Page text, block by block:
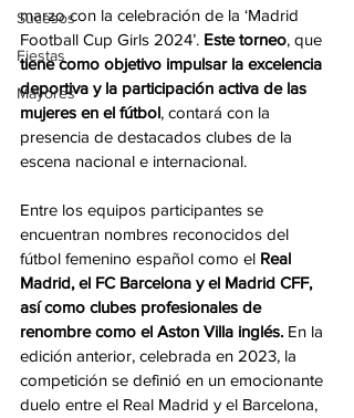
Sucesos
Fiestas
Mayores
marzo con la celebración de la ‘Madrid
Football Cup Girls 2024’. Este torneo, que
tiene como objetivo impulsar la excelencia
deportiva y la participación activa de las
mujeres en el fútbol, contará con la
presencia de destacados clubes de la
escena nacional e internacional.
Entre los equipos participantes se
encuentran nombres reconocidos del
fútbol femenino español como el Real
Madrid, el FC Barcelona y el Madrid CFF,
así como clubes profesionales de
renombre como el Aston Villa inglés. En la
edición anterior, celebrada en 2023, la
competición se definió en un emocionante
duelo entre el Real Madrid y el Barcelona,